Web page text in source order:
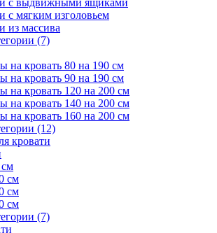
с выдвижными ящиками
с мягким изголовьем
из массива
(7)
на кровать 80 на 190 см
на кровать 90 на 190 см
на кровать 120 на 200 см
на кровать 140 на 200 см
на кровать 160 на 200 см
(12)
кровати
см
см
см
(7)